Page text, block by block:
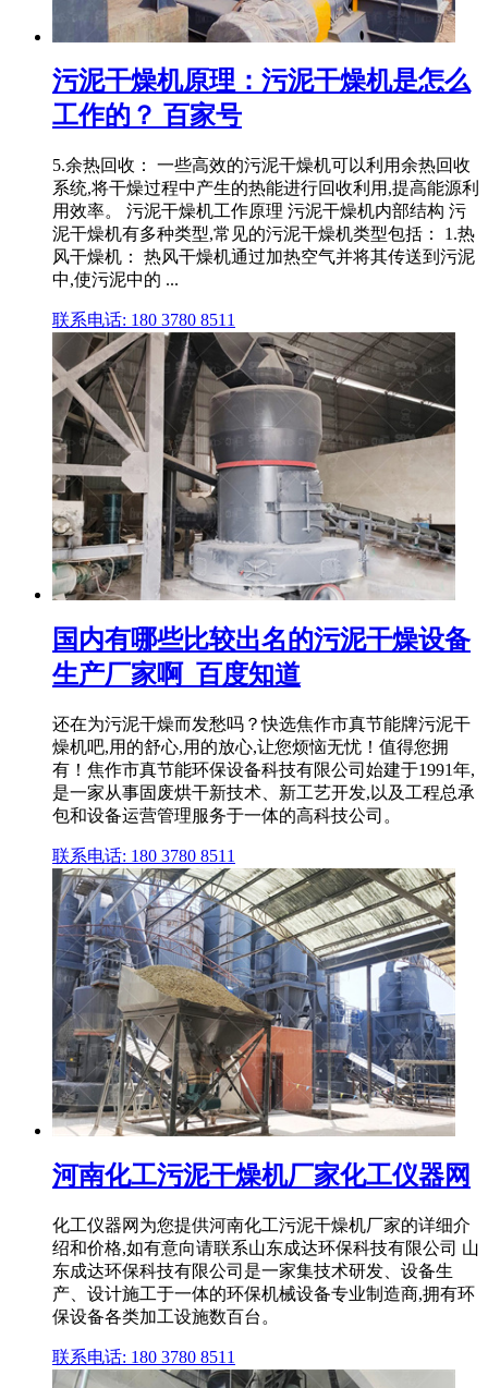
污泥干燥机原理：污泥干燥机是怎么
工作的？ 百家号
5.余热回收： 一些高效的污泥干燥机可以利用余热回收
系统,将干燥过程中产生的热能进行回收利用,提高能源利
用效率。 污泥干燥机工作原理 污泥干燥机内部结构 污
泥干燥机有多种类型,常见的污泥干燥机类型包括： 1.热
风干燥机： 热风干燥机通过加热空气并将其传送到污泥
中,使污泥中的 ...
联系电话: 180 3780 8511
国内有哪些比较出名的污泥干燥设备
生产厂家啊_百度知道
还在为污泥干燥而发愁吗？快选焦作市真节能牌污泥干
燥机吧,用的舒心,用的放心,让您烦恼无忧！值得您拥
有！焦作市真节能环保设备科技有限公司始建于1991年,
是一家从事固废烘干新技术、新工艺开发,以及工程总承
包和设备运营管理服务于一体的高科技公司。
联系电话: 180 3780 8511
河南化工污泥干燥机厂家化工仪器网
化工仪器网为您提供河南化工污泥干燥机厂家的详细介
绍和价格,如有意向请联系山东成达环保科技有限公司 山
东成达环保科技有限公司是一家集技术研发、设备生
产、设计施工于一体的环保机械设备专业制造商,拥有环
保设备各类加工设施数百台。
联系电话: 180 3780 8511